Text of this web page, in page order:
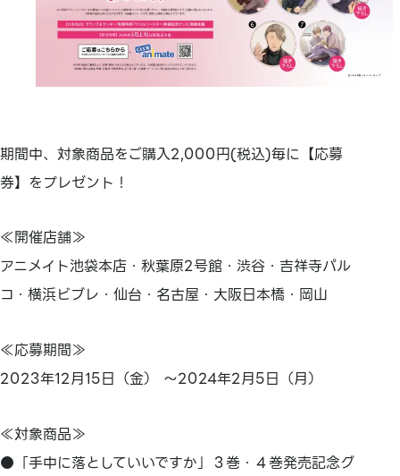
期間中、対象商品をご購入2,000円(税込)毎に【応募
券】をプレゼント！
≪開催店舗≫
アニメイト池袋本店・秋葉原2号館・渋谷・吉祥寺パル
コ・横浜ビブレ・仙台・名古屋・大阪日本橋・岡山
≪応募期間≫
2023年12月15日（金） ～2024年2月5日（月）
≪対象商品≫
●「手中に落としていいですか」３巻・４巻発売記念グ